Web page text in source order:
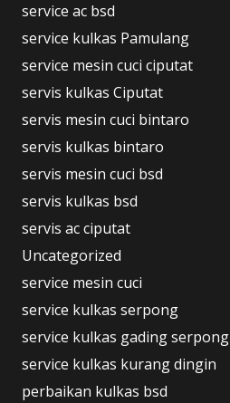
service ac bsd
service kulkas Pamulang
service mesin cuci ciputat
servis kulkas Ciputat
servis mesin cuci bintaro
servis kulkas bintaro
servis mesin cuci bsd
servis kulkas bsd
servis ac ciputat
Uncategorized
service mesin cuci
service kulkas serpong
service kulkas gading serpong
service kulkas kurang dingin
perbaikan kulkas bsd